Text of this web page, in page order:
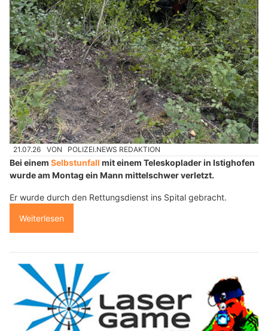
21.07.26 VON POLIZEI.NEWS REDAKTION
Bei einem Selbstunfall mit einem Teleskoplader in Istighofen
wurde am Montag ein Mann mittelschwer verletzt.
Er wurde durch den Rettungsdienst ins Spital gebracht.
Weiterlesen